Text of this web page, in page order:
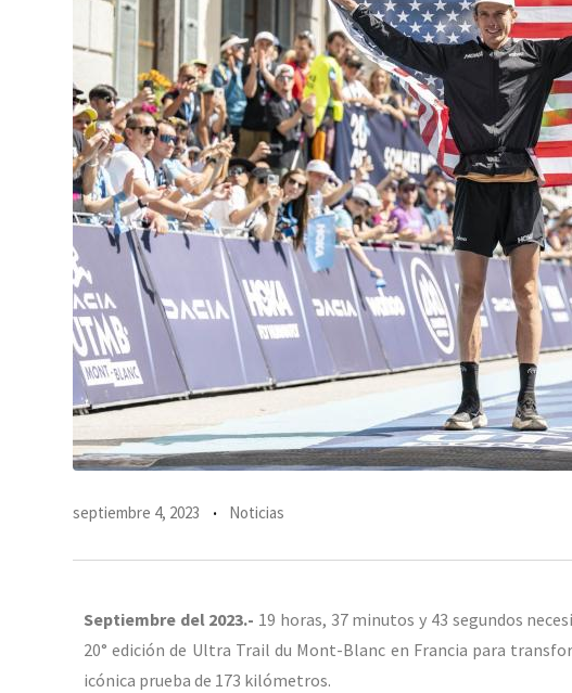
septiembre 4, 2023 Noticias
Septiembre del 2023.- 19 horas, 37 minutos y 43 segundos
20° edición de Ultra Trail du Mont-Blanc en Francia para
icónica prueba de 173 kilómetros.